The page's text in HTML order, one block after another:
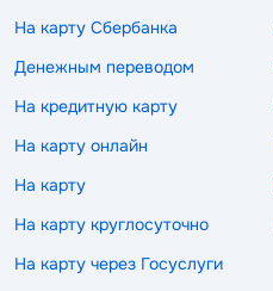
На карту Сбербанка
Денежным переводом
На кредитную карту
На карту онлайн
На карту
На карту круглосуточно
На карту через Госуслуги